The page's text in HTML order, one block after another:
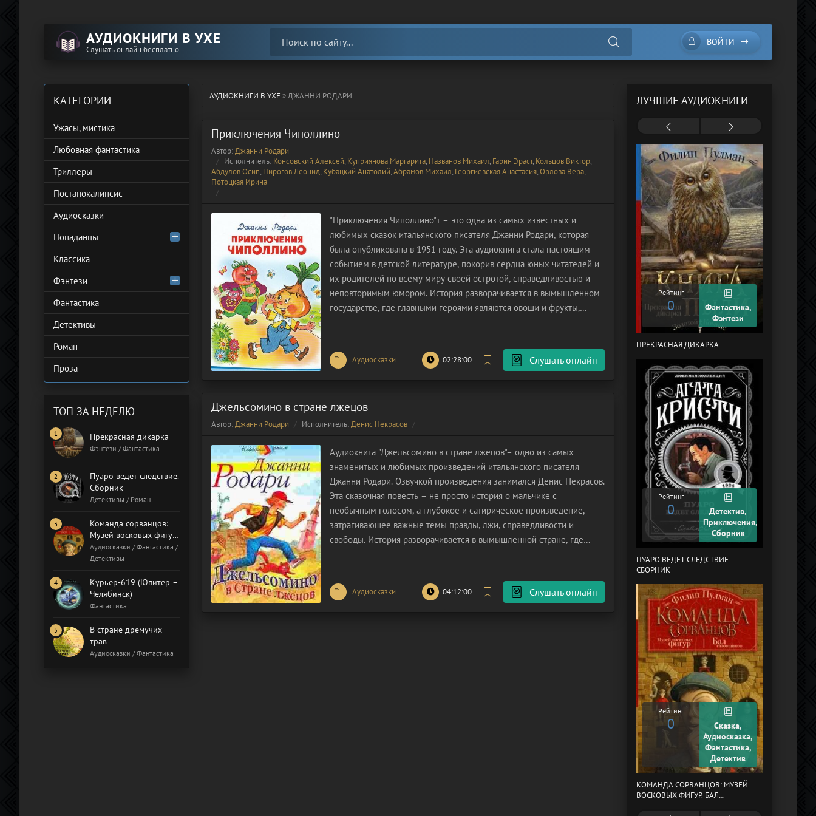
АУДИОКНИГИ В УХЕ
Слушать онлайн бесплатно
ВОЙТИ
АУДИОКНИГИ В УХЕ» ДЖАННИ РОДАРИ
Приключения Чиполлино
Автор:Джанни Родари
Исполнитель: Консовский Алексей, Куприянова Маргарита, Названов Михаил, Гарин Эраст, Кольцов Виктор,
Абдулов Осип, Пирогов Леонид, Кубацкий Анатолий,Абрамов Михаил, Георгиевская Анастасия,Орлова Вера,
Потоцкая Ирина
"Приключения Чиполлино"т – это одна из самых известных и
любимых сказок итальянского писателя Джанни Родари, которая
была опубликована в 1951 году. Эта аудиокнига стала настоящим
событием в детской литературе, покорив сердца юных читателей и
их родителей по всему миру своей остротой, справедливостью и
неповторимым юмором. История разворачивается в вымышленном
государстве, где главными героями являются овощи и фрукты,
Аудиосказки 02:28:00 Слушать онлайн
Джельсомино в стране лжецов
Автор:Джанни Родари Исполнитель:Денис Некрасов
Аудиокнига "Джельсомино в стране лжецов"– одно из самых
знаменитых и любимых произведений итальянского писателя
Джанни Родари. Озвучкой произведения занимался Денис Некрасов.
Эта сказочная повесть – не просто история о мальчике с
необычным голосом, а глубокое и сатирическое произведение,
затрагивающее важные темы правды, лжи, справедливости и
свободы. История разворачивается в вымышленной стране, где
Аудиосказки 04:12:00 Слушать онлайн
КАТЕГОРИИ
Ужасы, мистика
Любовная фантастика
Триллеры
Постапокалипсис
Аудиосказки
Попаданцы
Классика
Фэнтези
Фантастика
Детективы
Роман
Проза
ТОП ЗА НЕДЕЛЮ
Прекрасная дикарка
Фэнтези / Фантастика
Пуаро ведет следствие.
Сборник
Детективы / Роман
Команда сорванцов:
Музей восковых фигур.
Бал газовщиков
Аудиосказки / Фантастика /
Детективы
Курьер-619 (Юпитер –
Челябинск)
Фантастика
В стране дремучих
трав
Аудиосказки / Фантастика
ЛУЧШИЕ АУДИОКНИГИ
Рейтинг
0
Фантастика,
Фэнтези
ПРЕКРАСНАЯ ДИКАРКА
Рейтинг
0
Детектив,
Приключения,
Сборник
ПУАРО ВЕДЕТ СЛЕДСТВИЕ.
СБОРНИК
Рейтинг
0
Сказка,
Аудиосказка,
Фантастика,
Детектив
КОМАНДА СОРВАНЦОВ: МУЗЕЙ
ВОСКОВЫХ ФИГУР. БАЛ